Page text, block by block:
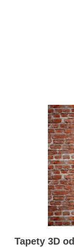
Tapety 3D